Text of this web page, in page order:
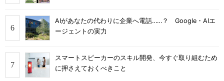
AIがあなたの代わりに企業へ電話……？ Google・AIエ
ージェントの実力
スマートスピーカーのスキル開発、今すぐ取り組むため
に押さえておくべきこと